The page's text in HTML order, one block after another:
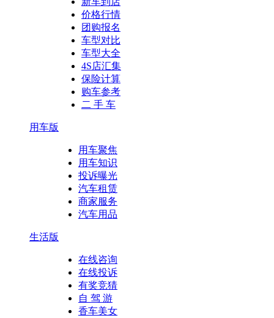
价格行情
团购报名
车型对比
车型大全
4S店汇集
保险计算
购车参考
二 手 车
用车版
用车聚焦
用车知识
投诉曝光
汽车租赁
商家服务
汽车用品
生活版
在线咨询
在线投诉
有奖竞猜
自 驾 游
香车美女